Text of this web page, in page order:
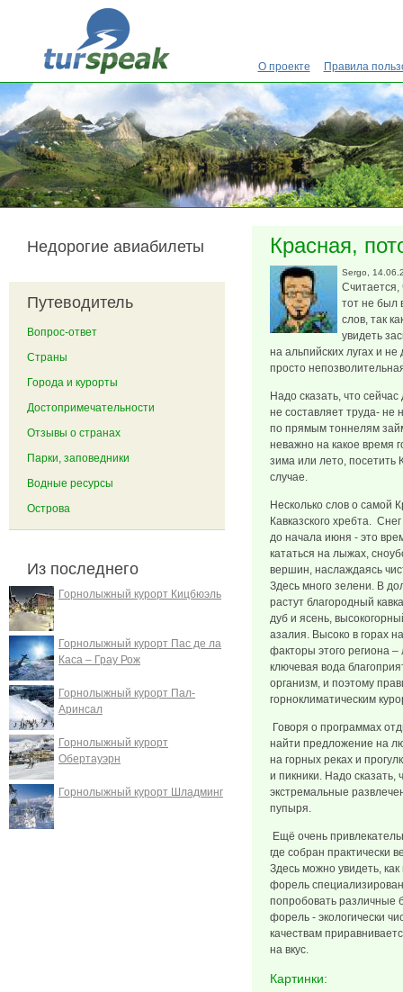
Перейти к основному содержанию
О проекте Правила
Красная,
Sergo ,
Считается,
тот не был
слов, так
увидеть
на альпийских лугах и
просто
Надо сказать, что
не составляет труда- не
по прямым тоннелям
неважно на какое время
зима или лето, посетить
случае.
Несколько слов о самой
Кавказского хребта.
до начала июня - это
кататься на лыжах,
вершин, наслаждаясь
Здесь много зелени. В
растут благородный
дуб и ясень,
азалия. Высоко в горах
факторы этого региона
ключевая вода
организм, и поэтому
горноклиматическим
Говоря о программах
найти предложение на
на горных реках и
и пикники. Надо
экстремальные
пупыря.
Ещё очень
где собран практически
Здесь можно увидеть,
форель
попробовать различные
форель - экологически
качествам
на вкус.
Картинки:
Недорогие авиабилеты
Путеводитель
Вопрос-ответ
Страны
Города и курорты
Достопримечательности
Отзывы о странах
Парки, заповедники
Водные ресурсы
Острова
Из последнего
Горнолыжный курорт Кицбюэль
Горнолыжный курорт Пас де ла
Каса – Грау Рож
Горнолыжный курорт Пал-
Аринсал
Горнолыжный курорт
Обертауэрн
Горнолыжный курорт Шладминг